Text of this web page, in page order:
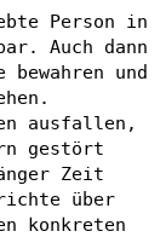
Person in
Auch dann
und
ausfallen,
gestört
Zeit
über
konkreten